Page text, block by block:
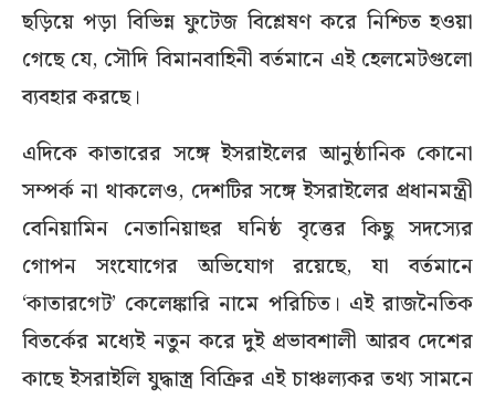
ছড়িয়ে পড়া বিভিন্ন ফুটেজ বিশ্লেষণ করে নিশ্চিত হওয়া
গেছে যে, সৌদি বিমানবাহিনী বর্তমানে এই হেলমেটগুলো
ব্যবহার করছে।
এদিকে কাতারের সঙ্গে ইসরাইলের আনুষ্ঠানিক কোনো
সম্পর্ক না থাকলেও, দেশটির সঙ্গে ইসরাইলের প্রধানমন্ত্রী
বেনিয়ামিন নেতানিয়াহুর ঘনিষ্ঠ বৃত্তের কিছু সদস্যের
গোপন সংযোগের অভিযোগ রয়েছে, যা বর্তমানে
‘কাতারগেট’ কেলেঙ্কারি নামে পরিচিত। এই রাজনৈতিক
বিতর্কের মধ্যেই নতুন করে দুই প্রভাবশালী আরব দেশের
কাছে ইসরাইলি যুদ্ধাস্ত্র বিক্রির এই চাঞ্চল্যকর তথ্য সামনে